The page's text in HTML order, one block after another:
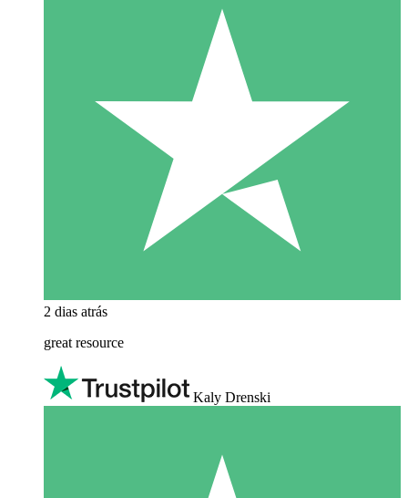
2 dias atrás
great resource
Kaly Drenski